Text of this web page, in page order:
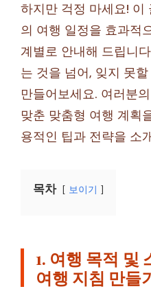
하지만 걱정 마세요! 이
의 여행 일정을 효과적
계별로 안내해 드립니
는 것을 넘어, 잊지 못
만들어보세요. 여러분
맞춘 맞춤형 여행 계획
용적인 팁과 전략을 소
목차 보이기
1. 여행 목적 및
여행 지침 만들